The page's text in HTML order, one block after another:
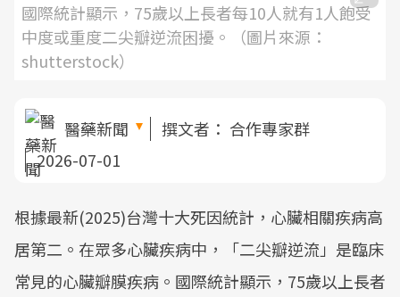
國際統計顯示，75歲以上長者每10人就有1人飽受
中度或重度二尖瓣逆流困擾。（圖片來源：
shutterstock）
醫藥新聞 撰文者： 合作專家群
2026-07-01
根據最新(2025)台灣十大死因統計，心臟相關疾病高
居第二。在眾多心臟疾病中，「二尖瓣逆流」是臨床
常見的心臟瓣膜疾病。國際統計顯示，75歲以上長者